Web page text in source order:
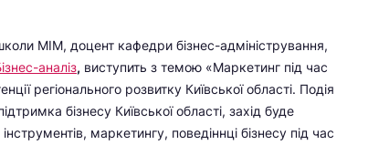
МІМ, доцент кафедри бізнес-адміністрування,
аналіз, виступить з темою «Маркетинг під час
регіонального розвитку Київської області. Подія
бізнесу Київської області, захід буде
маркетингу, поведіннці бізнесу під час